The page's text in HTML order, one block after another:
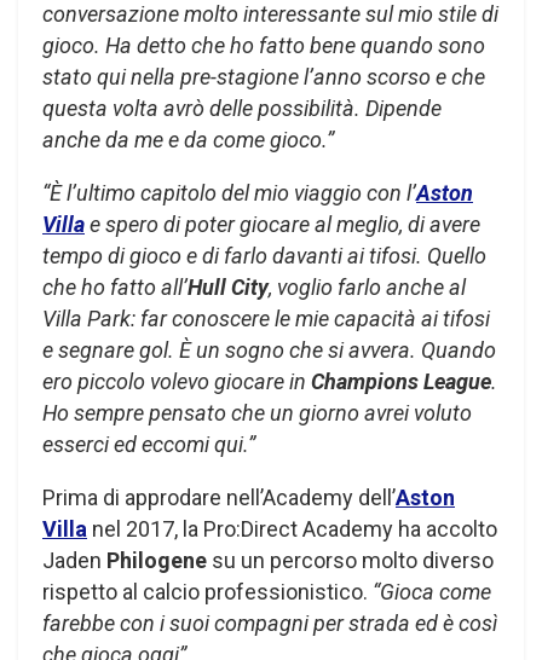
conversazione molto interessante sul mio stile di
gioco. Ha detto che ho fatto bene quando sono
stato qui nella pre-stagione l’anno scorso e che
questa volta avrò delle possibilità. Dipende
anche da me e da come gioco.”
“È l’ultimo capitolo del mio viaggio con l’Aston
Villae spero di poter giocare al meglio, di avere
tempo di gioco e di farlo davanti ai tifosi. Quello
che ho fatto all’Hull City, voglio farlo anche al
Villa Park: far conoscere le mie capacità ai tifosi
e segnare gol. È un sogno che si avvera. Quando
ero piccolo volevo giocare in Champions League.
Ho sempre pensato che un giorno avrei voluto
esserci ed eccomi qui.”
Prima di approdare nell’Academy dell’Aston
Villa nel 2017, la Pro:Direct Academy ha accolto
Jaden Philogene su un percorso molto diverso
rispetto al calcio professionistico. “Gioca come
farebbe con i suoi compagni per strada ed è così
che gioca oggi”.